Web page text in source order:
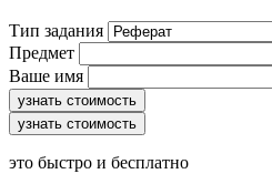
Тип задания
Предмет
Ваше имя
узнать стоимость
узнать стоимость
это быстро и бесплатно